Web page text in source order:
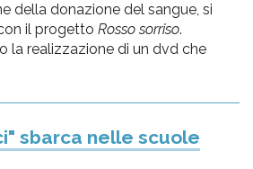
della donazione del sangue, si
il progetto Rosso sorriso.
la realizzazione di un dvd che
sbarca nelle scuole